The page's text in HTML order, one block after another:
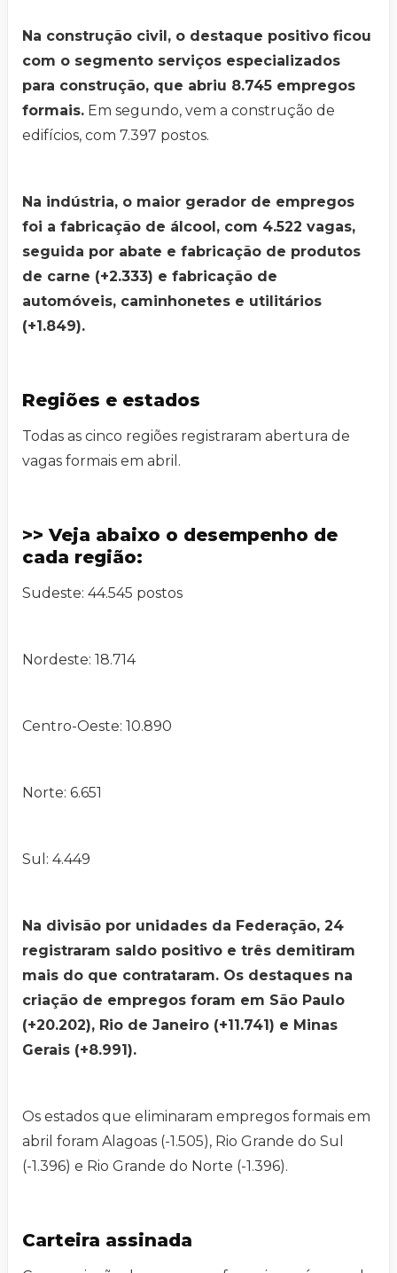
Na construção civil, o destaque positivo ficou
com o segmento serviços especializados
para construção, que abriu 8.745 empregos
formais. Em segundo, vem a construção de
edifícios, com 7.397 postos.
Na indústria, o maior gerador de empregos
foi a fabricação de álcool, com 4.522 vagas,
seguida por abate e fabricação de produtos
de carne (+2.333) e fabricação de
automóveis, caminhonetes e utilitários
(+1.849).
Regiões e estados
Todas as cinco regiões registraram abertura de
vagas formais em abril.
>> Veja abaixo o desempenho de
cada região:
Sudeste: 44.545 postos
Nordeste: 18.714
Centro-Oeste: 10.890
Norte: 6.651
Sul: 4.449
Na divisão por unidades da Federação, 24
registraram saldo positivo e três demitiram
mais do que contrataram. Os destaques na
criação de empregos foram em São Paulo
(+20.202), Rio de Janeiro (+11.741) e Minas
Gerais (+8.991).
Os estados que eliminaram empregos formais em
abril foram Alagoas (-1.505), Rio Grande do Sul
(-1.396) e Rio Grande do Norte (-1.396).
Carteira assinada